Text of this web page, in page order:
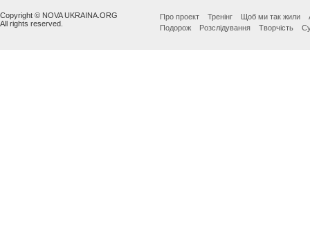
Copyright © NOVA UKRAINA.ORG
All rights reserved.
Про проект Тренінг Щоб ми так жили
Подорож
Розслідування Творчість